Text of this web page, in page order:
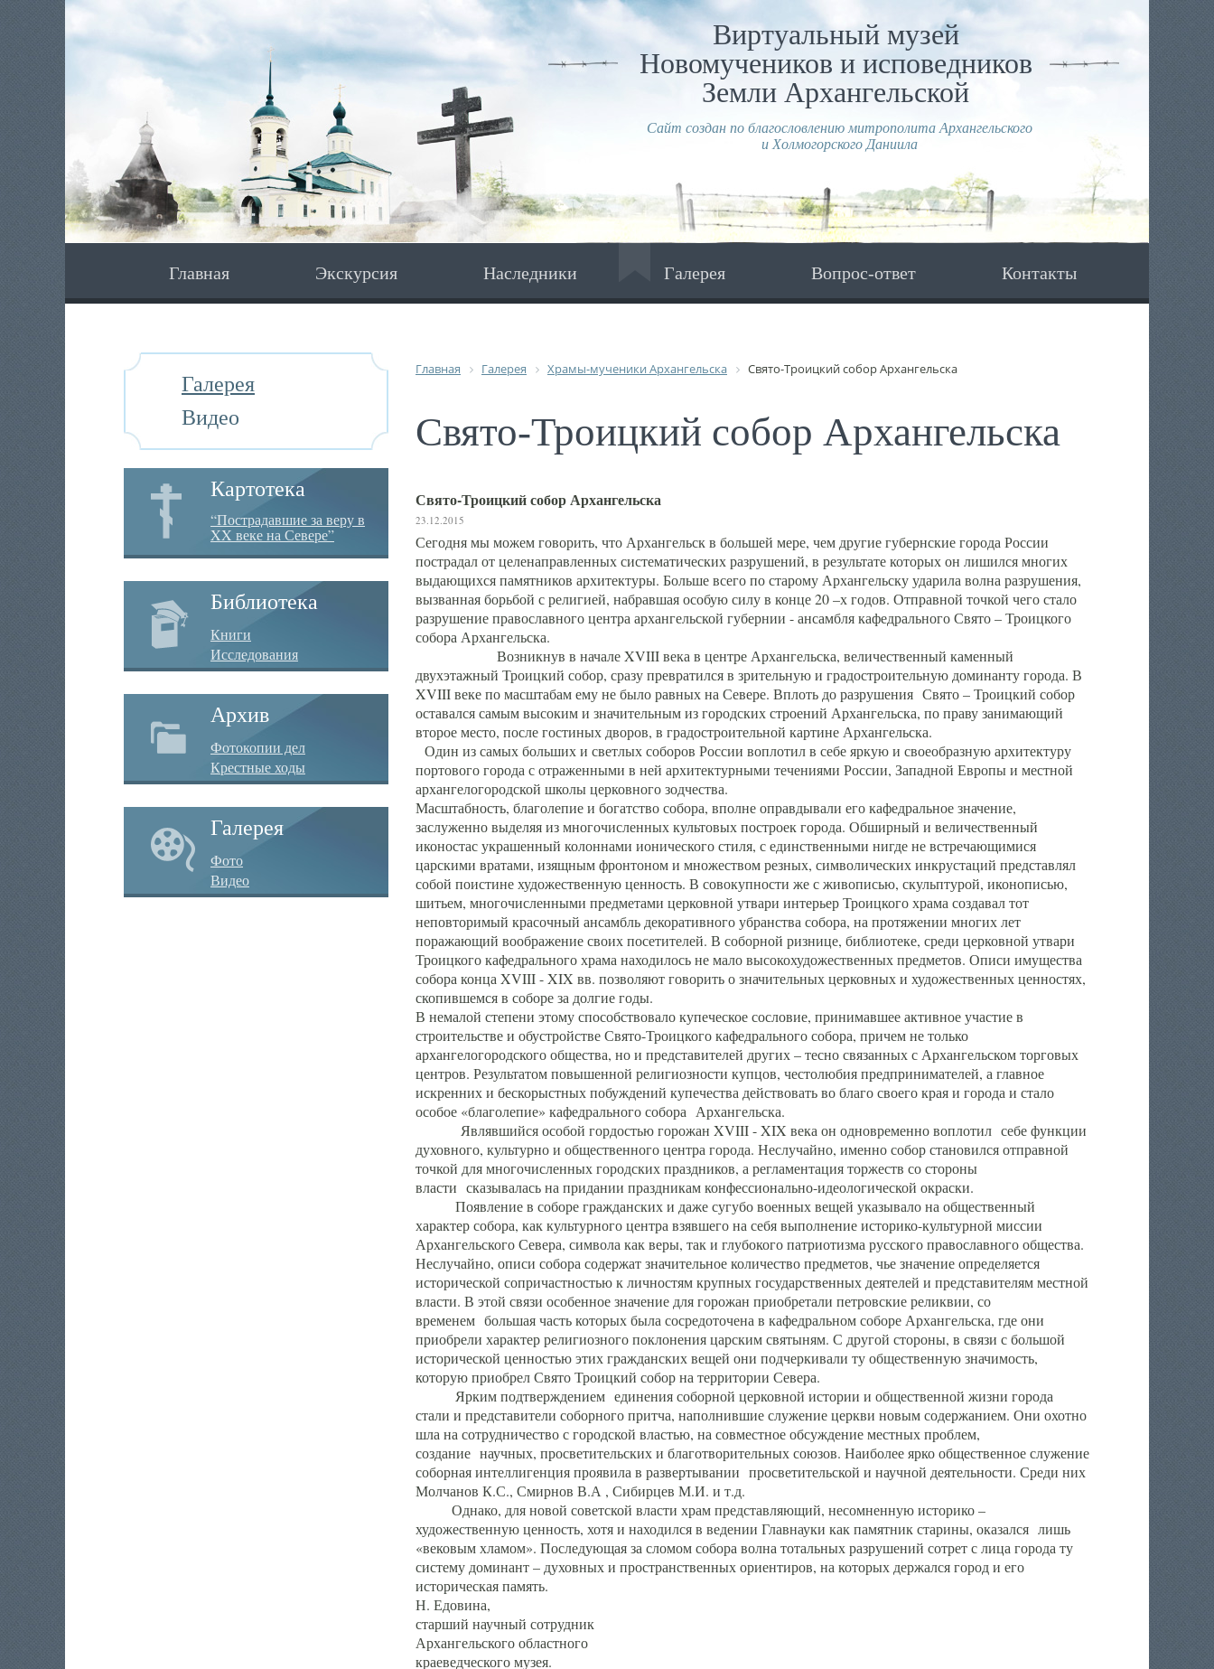
Виртуальный музей
Новомучеников и исповедников
Земли Архангельской
Сайт создан по благословлению митрополита Архангельского
и Холмогорского Даниила
Главная Экскурсия Наследники Галерея Вопрос-ответ Контакты
Галерея
Видео
Картотека
“Пострадавшие за веру в
XX веке на Севере”
Библиотека
Книги
Исследования
Архив
Фотокопии дел
Крестные ходы
Галерея
Фото
Видео
Главная Галерея Храмы-мученики Архангельска Свято-Троицкий собор Архангельска
Свято-Троицкий собор Архангельска
Свято-Троицкий собор Архангельска
23.12.2015
Сегодня мы можем говорить, что Архангельск в большей мере, чем другие губернские города России
пострадал от целенаправленных систематических разрушений, в результате которых он лишился многих
выдающихся памятников архитектуры. Больше всего по старому Архангельску ударила волна разрушения,
вызванная борьбой с религией, набравшая особую силу в конце 20 –х годов. Отправной точкой чего стало
разрушение православного центра архангельской губернии - ансамбля кафедрального Свято – Троицкого
собора Архангельска.
Возникнув в начале XVIII века в центре Архангельска, величественный каменный
двухэтажный Троицкий собор, сразу превратился в зрительную и градостроительную доминанту города. В
XVIII веке по масштабам ему не было равных на Севере. Вплоть до разрушения Свято – Троицкий собор
оставался самым высоким и значительным из городских строений Архангельска, по праву занимающий
второе место, после гостиных дворов, в градостроительной картине Архангельска.
Один из самых больших и светлых соборов России воплотил в себе яркую и своеобразную архитектуру
портового города с отраженными в ней архитектурными течениями России, Западной Европы и местной
архангелогородской школы церковного зодчества.
Масштабность, благолепие и богатство собора, вполне оправдывали его кафедральное значение,
заслуженно выделяя из многочисленных культовых построек города. Обширный и величественный
иконостас украшенный колоннами ионического стиля, с единственными нигде не встречающимися
царскими вратами, изящным фронтоном и множеством резных, символических инкрустаций представлял
собой поистине художественную ценность. В совокупности же с живописью, скульптурой, иконописью,
шитьем, многочисленными предметами церковной утвари интерьер Троицкого храма создавал тот
неповторимый красочный ансамбль декоративного убранства собора, на протяжении многих лет
поражающий воображение своих посетителей. В соборной ризнице, библиотеке, среди церковной утвари
Троицкого кафедрального храма находилось не мало высокохудожественных предметов. Описи имущества
собора конца XVIII - XIX вв. позволяют говорить о значительных церковных и художественных ценностях,
скопившемся в соборе за долгие годы.
В немалой степени этому способствовало купеческое сословие, принимавшее активное участие в
строительстве и обустройстве Свято-Троицкого кафедрального собора, причем не только
архангелогородского общества, но и представителей других – тесно связанных с Архангельском торговых
центров. Результатом повышенной религиозности купцов, честолюбия предпринимателей, а главное
искренних и бескорыстных побуждений купечества действовать во благо своего края и города и стало
особое «благолепие» кафедрального собора Архангельска.
Являвшийся особой гордостью горожан XVIII - XIX века он одновременно воплотил себе функции
духовного, культурно и общественного центра города. Неслучайно, именно собор становился отправной
точкой для многочисленных городских праздников, а регламентация торжеств со стороны
власти сказывалась на придании праздникам конфессионально-идеологической окраски.
Появление в соборе гражданских и даже сугубо военных вещей указывало на общественный
характер собора, как культурного центра взявшего на себя выполнение историко-культурной миссии
Архангельского Севера, символа как веры, так и глубокого патриотизма русского православного общества.
Неслучайно, описи собора содержат значительное количество предметов, чье значение определяется
исторической сопричастностью к личностям крупных государственных деятелей и представителям местной
власти. В этой связи особенное значение для горожан приобретали петровские реликвии, со
временем большая часть которых была сосредоточена в кафедральном соборе Архангельска, где они
приобрели характер религиозного поклонения царским святыням. С другой стороны, в связи с большой
исторической ценностью этих гражданских вещей они подчеркивали ту общественную значимость,
которую приобрел Свято Троицкий собор на территории Севера.
Ярким подтверждением единения соборной церковной истории и общественной жизни города
стали и представители соборного притча, наполнившие служение церкви новым содержанием. Они охотно
шла на сотрудничество с городской властью, на совместное обсуждение местных проблем,
создание научных, просветительских и благотворительных союзов. Наиболее ярко общественное служение
соборная интеллигенция проявила в развертывании просветительской и научной деятельности. Среди них
Молчанов К.С., Смирнов В.А , Сибирцев М.И. и т.д.
Однако, для новой советской власти храм представляющий, несомненную историко –
художественную ценность, хотя и находился в ведении Главнауки как памятник старины, оказался лишь
«вековым хламом». Последующая за сломом собора волна тотальных разрушений сотрет с лица города ту
систему доминант – духовных и пространственных ориентиров, на которых держался город и его
историческая память.
Н. Едовина,
старший научный сотрудник
Архангельского областного
краеведческого музея.